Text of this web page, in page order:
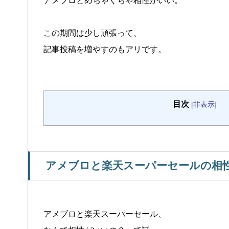
この期間は少し頑張って、
記事投稿を増やすのもアリです。
目次 [非表示]
アメブロと楽天スーパーセールの相
アメブロと楽天スーパーセール、